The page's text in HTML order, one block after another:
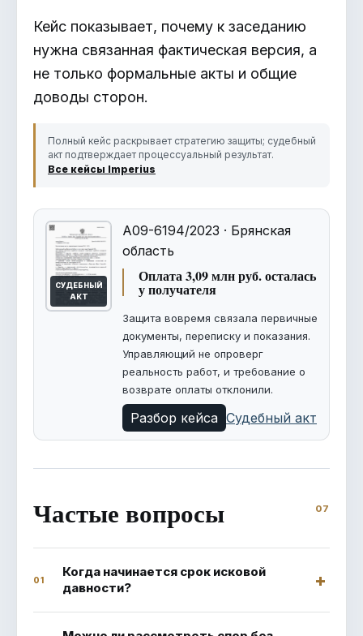
Кейс показывает, почему к заседанию
нужна связанная фактическая версия, а
не только формальные акты и общие
доводы сторон.
Полный кейс раскрывает стратегию защиты; судебный
акт подтверждает процессуальный результат.
Все кейсы Imperius
СУДЕБНЫЙ
АКТ
А09-6194/2023 · Брянская
область
Оплата 3,09 млн руб. осталась
у получателя
Защита вовремя связала первичные
документы, переписку и показания.
Управляющий не опроверг
реальность работ, и требование о
возврате оплаты отклонили.
Разбор кейса Судебный акт
Частые вопросы
01
Когда начинается срок исковой
давности?